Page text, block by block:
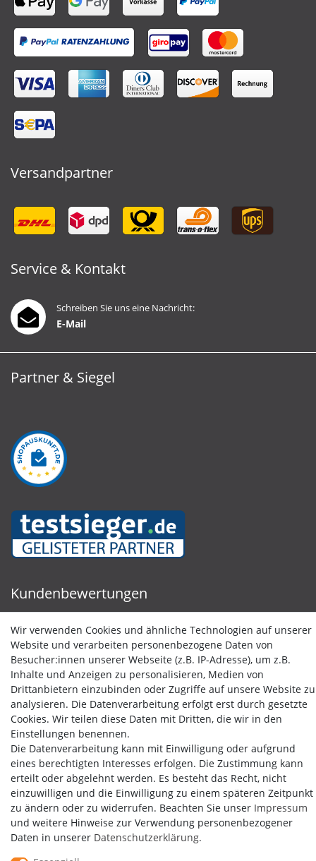
Versandpartner
Service & Kontakt
Schreiben Sie uns eine Nachricht:
E-Mail
Partner & Siegel
Kundenbewertungen
Wir verwenden Cookies und ähnliche Technologien auf unserer
Website und verarbeiten personenbezogene Daten von
Besucher:innen unserer Webseite (z.B. IP-Adresse), um z.B.
Inhalte und Anzeigen zu personalisieren, Medien von
Drittanbietern einzubinden oder Zugriffe auf unsere Website zu
analysieren. Die Datenverarbeitung erfolgt erst durch gesetzte
Cookies. Wir teilen diese Daten mit Dritten, die wir in den
Einstellungen benennen.
Die Datenverarbeitung kann mit Einwilligung oder aufgrund
eines berechtigten Interesses erfolgen. Die Zustimmung kann
erteilt oder abgelehnt werden. Es besteht das Recht, nicht
einzuwilligen und die Einwilligung zu einem späteren Zeitpunkt
zu ändern oder zu widerrufen. Beachten Sie unser Impressum
und weitere Hinweise zur Verwendung personenbezogener
Daten in unserer Daten­schutz­erklärung.